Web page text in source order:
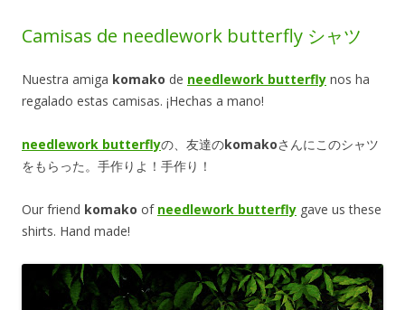
Camisas de needlework butterfly シャツ
Nuestra amiga komako de needlework butterfly nos ha
regalado estas camisas. ¡Hechas a mano!
needlework butterflyの、友達のkomakoさんにこのシャツ
をもらった。手作りよ！手作り！
Our friend komako of needlework butterfly gave us these
shirts. Hand made!